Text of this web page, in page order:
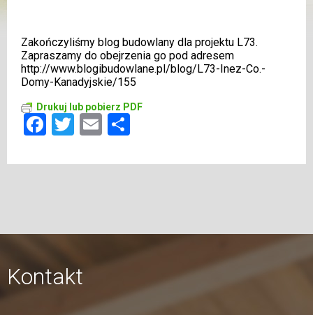
Zakończyliśmy blog budowlany dla projektu L73.
Zapraszamy do obejrzenia go pod adresem
http://www.blogibudowlane.pl/blog/L73-Inez-Co.-
Domy-Kanadyjskie/155
Drukuj lub pobierz PDF
Facebook
Twitter
Email
Kontakt